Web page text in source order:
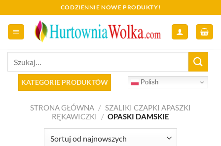
to
content
CODZIENNIE NOWE PRODUKTY!
KATEGORIE PRODUKTÓW Polish
STRONA GŁÓWNA / SZALIKI CZAPKI APASZKI
RĘKAWICZKI
/ OPASKI DAMSKIE